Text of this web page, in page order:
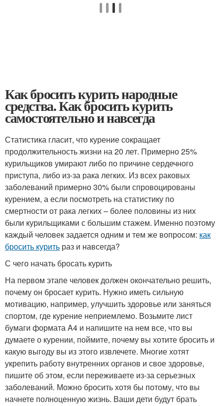
Как бросить курить народные
средства. Как бросить курить
самостоятельно и навсегда
Статистика гласит, что курение сокращает
продолжительность жизни на 20 лет. Примерно 25%
курильщиков умирают либо по причине сердечного
приступа, либо из-за рака легких. Из всех раковых
заболеваний примерно 30% были спровоцированы
курением, а если посмотреть на статистику по
смертности от рака легких – более половины из них
были курильщиками с большим стажем. Именно поэтому
каждый человек задается одним и тем же вопросом: как
бросить курить раз и навсегда?
С чего начать бросать курить
На первом этапе человек должен окончательно решить,
почему он бросает курить. Нужно иметь сильную
мотивацию, например, улучшить здоровье или заняться
спортом, где курение неприемлемо. Возьмите лист
бумаги формата A4 и напишите на нем все, что вы
думаете о курении, поймите, почему вы хотите бросить и
какую выгоду вы из этого извлечете. Многие хотят
укрепить работу внутренних органов и свое здоровье,
пишите об этом, если переживаете из-за серьезных
заболеваний. Можно бросить хотя бы потому, что вы
начнете полноценную жизнь. Ваши дети будут брать